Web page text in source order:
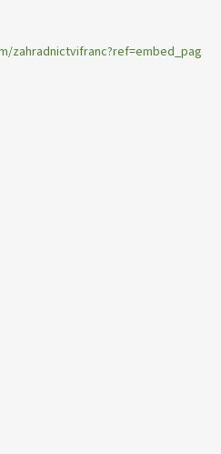
zahradnictvifranc?ref=embed_pag